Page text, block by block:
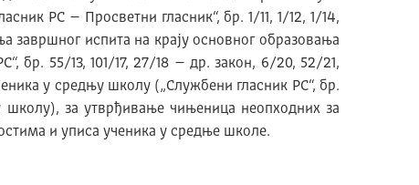
РС – Просветни гласник“, бр. 1/11, 1/12, 1/14,
испита на крају основног образовања
бр. 55/13, 101/17, 27/18 – др. закон, 6/20, 52/21,
у средњу школу („Службени гласник РС“, бр.
за утврђивање чињеница неопходних за
и уписа ученика у средње школе.